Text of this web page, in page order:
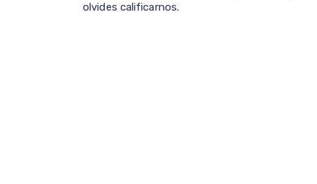
olvides calificarnos.